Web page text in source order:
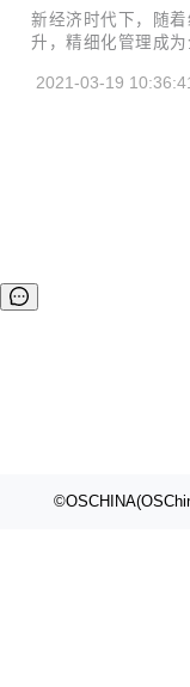
立项项目后，统一
控查看公司正在进
务集合的功能，用
新经济时代下，随
升，精细化管理成
让项目计划的制定
2021-03-19